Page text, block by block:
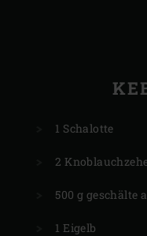
1 Schalotte
2
500 g geschälte
1 Eigelb